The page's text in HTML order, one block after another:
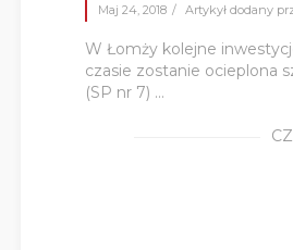
Maj 24, 2018 Artykył dodany
W Łomży kolejne
czasie zostanie ocieplona
(SP nr 7) ...